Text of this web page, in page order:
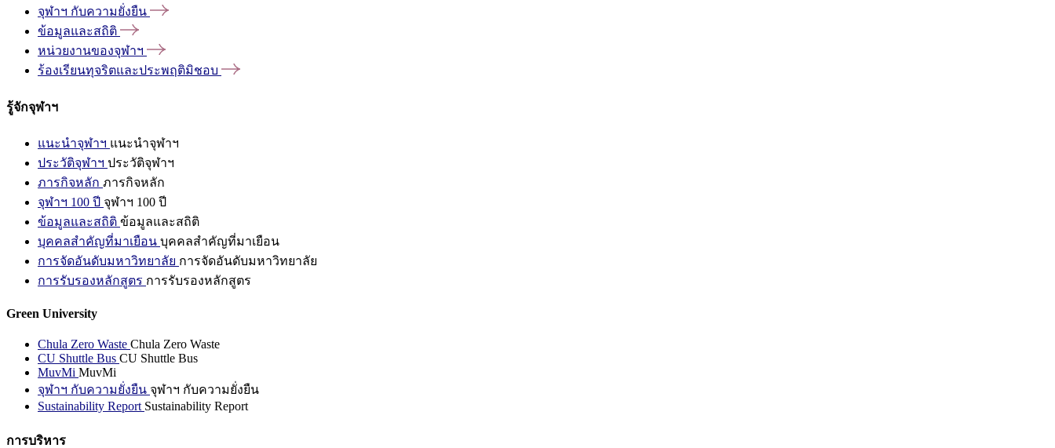
จุฬาฯ กับความยั่งยืน
ข้อมูลและสถิติ
หน่วยงานของจุฬาฯ
ร้องเรียนทุจริตและประพฤติมิชอบ
รู้จักจุฬาฯ
แนะนำจุฬาฯ แนะนำจุฬาฯ
ประวัติจุฬาฯ ประวัติจุฬาฯ
ภารกิจหลัก ภารกิจหลัก
จุฬาฯ 100 ปี จุฬาฯ 100 ปี
ข้อมูลและสถิติ ข้อมูลและสถิติ
บุคคลสำคัญที่มาเยือน บุคคลสำคัญที่มาเยือน
การจัดอันดับมหาวิทยาลัย การจัดอันดับมหาวิทยาลัย
การรับรองหลักสูตร การรับรองหลักสูตร
Green University
Chula Zero Waste Chula Zero Waste
CU Shuttle Bus CU Shuttle Bus
MuvMi MuvMi
จุฬาฯ กับความยั่งยืน จุฬาฯ กับความยั่งยืน
Sustainability Report Sustainability Report
การบริหาร